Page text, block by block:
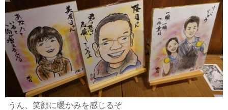
うん、笑顔に暖かみを感じるぞ